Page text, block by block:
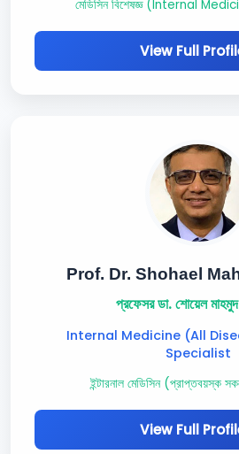
মেডিসিন বিশেষজ্ঞ (Internal
View Full
Prof. Dr. Shohael
প্রফেসর ডা. শোয়েল
Internal Medicine (All
Specialist
ইন্টারনাল মেডিসিন (প্রাপ্তবয়স্ক
View Full